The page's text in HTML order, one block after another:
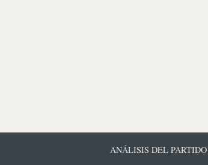
ANÁLISIS DEL